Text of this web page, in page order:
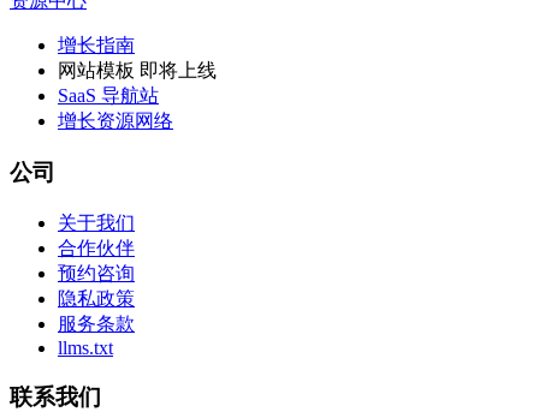
增长指南
网站模板 即将上线
SaaS 导航站
增长资源网络
公司
关于我们
合作伙伴
预约咨询
隐私政策
服务条款
llms.txt
联系我们